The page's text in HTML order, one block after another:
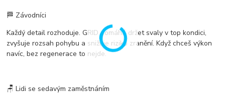
🏁 Závodníci
Každý detail rozhoduje. GRID pomáhá držet svaly v top kondici,
zvyšuje rozsah pohybu a snižuje riziko zranění. Když chceš výkon
navíc, bez regenerace to nejde.
🪑Lidi se sedavým zaměstnáním